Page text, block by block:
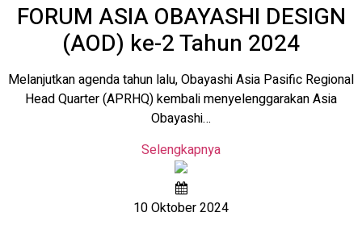
FORUM ASIA OBAYASHI DESIGN
(AOD) ke-2 Tahun 2024
Melanjutkan agenda tahun lalu, Obayashi Asia Pasific Regional
Head Quarter (APRHQ) kembali menyelenggarakan Asia
Obayashi…
Selengkapnya
10 Oktober 2024